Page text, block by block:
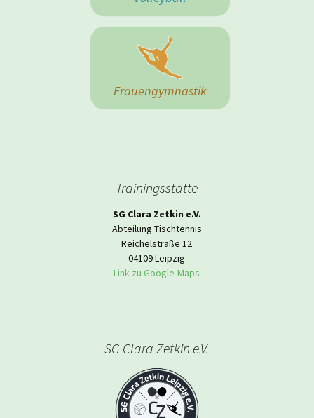
Frauengymnastik
Trainingsstätte
SG Clara Zetkin e.V.
Abteilung Tischtennis
Reichelstraße 12
04109 Leipzig
Link zu Google-Maps
SG Clara Zetkin e.V.